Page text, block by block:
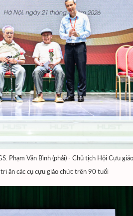
Phạm Văn Bình (phải) - Chủ tịch Hội Cựu
ân các cụ cựu giáo chức trên 90 tuổi